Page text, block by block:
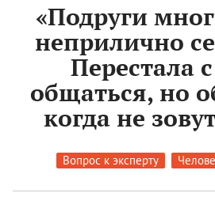
«Подруги
неприлично
Перестала
общаться, но
когда не
Вопрос к эксперту